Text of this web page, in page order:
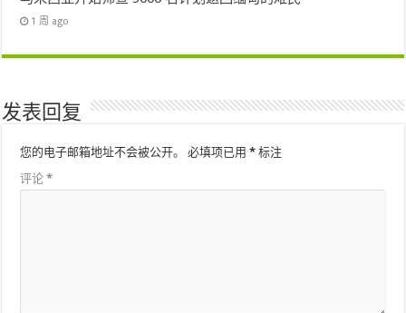
1 周 ago
发表回复
您的电子邮箱地址不会被公开。 必填项已用* 标注
评论*